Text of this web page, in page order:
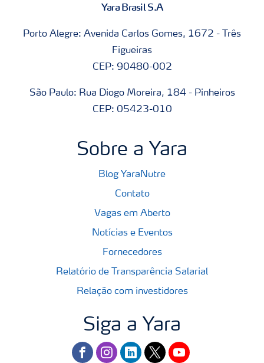
Yara Brasil S.A
Porto Alegre: Avenida Carlos Gomes, 1672 - Três
Figueiras
CEP: 90480-002
São Paulo: Rua Diogo Moreira, 184 - Pinheiros
CEP: 05423-010
Sobre a Yara
Blog YaraNutre
Contato
Vagas em Aberto
Notícias e Eventos
Fornecedores
Relatório de Transparência Salarial
Relação com investidores
Siga a Yara
facebookinstagram
linkedintwitteryoutube